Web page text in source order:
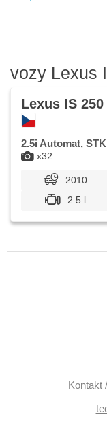
vozy Lexus
x32
Lexus IS 250
2.5i Automat,
2010
2.5 l
Kontakt